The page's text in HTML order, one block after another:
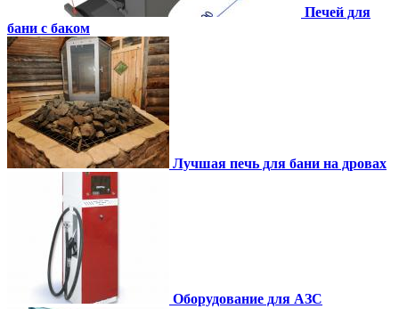
Печей для
бани с баком
Лучшая печь для бани на дровах
Оборудование для АЗС